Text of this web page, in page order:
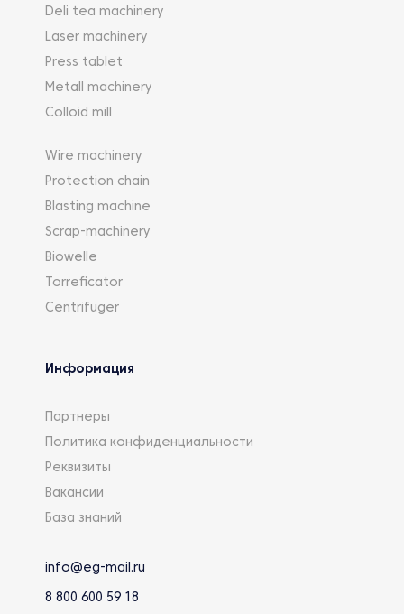
Deli tea machinery
Laser machinery
Press tablet
Metall machinery
Colloid mill
Wire machinery
Protection chain
Blasting machine
Scrap-machinery
Biowelle
Torreficator
Centrifuger
Информация
Партнеры
Политика конфиденциальности
Реквизиты
Вакансии
База знаний
info@eg-mail.ru
8 800 600 59 18